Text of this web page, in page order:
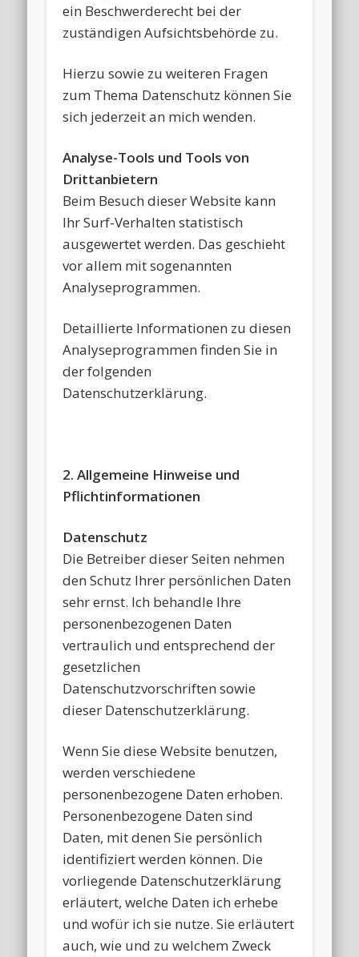
ein Beschwerderecht bei der
zuständigen Aufsichtsbehörde zu.
Hierzu sowie zu weiteren Fragen
zum Thema Datenschutz können Sie
sich jederzeit an mich wenden.
Analyse-Tools und Tools von
Drittanbietern
Beim Besuch dieser Website kann
Ihr Surf-Verhalten statistisch
ausgewertet werden. Das geschieht
vor allem mit sogenannten
Analyseprogrammen.
Detaillierte Informationen zu diesen
Analyseprogrammen finden Sie in
der folgenden
Datenschutzerklärung.
2. Allgemeine Hinweise und
Pflichtinformationen
Datenschutz
Die Betreiber dieser Seiten nehmen
den Schutz Ihrer persönlichen Daten
sehr ernst. Ich behandle Ihre
personenbezogenen Daten
vertraulich und entsprechend der
gesetzlichen
Datenschutzvorschriften sowie
dieser Datenschutzerklärung.
Wenn Sie diese Website benutzen,
werden verschiedene
personenbezogene Daten erhoben.
Personenbezogene Daten sind
Daten, mit denen Sie persönlich
identifiziert werden können. Die
vorliegende Datenschutzerklärung
erläutert, welche Daten ich erhebe
und wofür ich sie nutze. Sie erläutert
auch, wie und zu welchem Zweck